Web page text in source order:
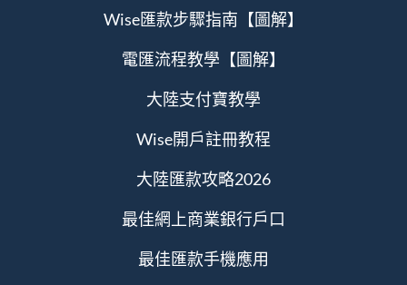
Wise匯款步驟指南【圖解】
電匯流程教學【圖解】
大陸支付寶教學
Wise開戶註冊教程
大陸匯款攻略2026
最佳網上商業銀行戶口
最佳匯款手機應用